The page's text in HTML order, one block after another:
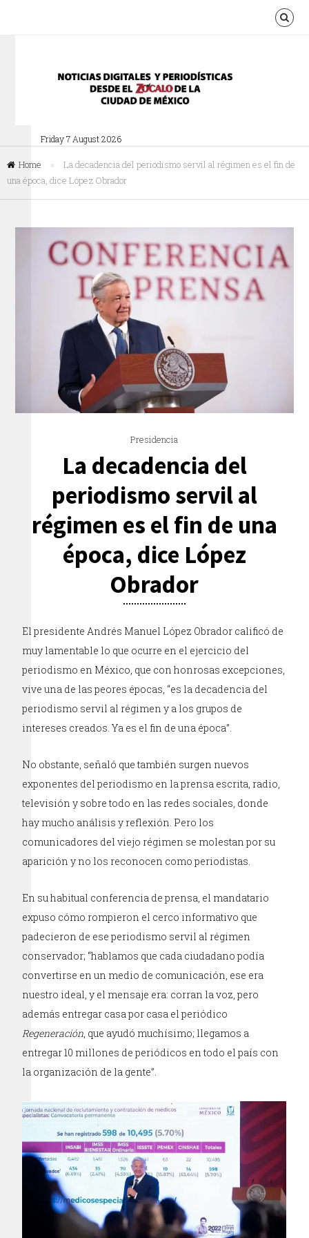
Friday 7 August 2026
Home »
La decadencia del periodismo servil al régimen es el fin de
una época, dice López Obrador
Presidencia
La decadencia del
periodismo servil al
régimen es el fin de una
época, dice López
Obrador
El presidente Andrés Manuel López Obrador calificó de
muy lamentable lo que ocurre en el ejercicio del
periodismo en México, que con honrosas excepciones,
vive una de las peores épocas, “es la decadencia del
periodismo servil al régimen y a los grupos de
intereses creados. Ya es el fin de una época”.
No obstante, señaló que también surgen nuevos
exponentes del periodismo en la prensa escrita, radio,
televisión y sobre todo en las redes sociales, donde
hay mucho análisis y reflexión. Pero los
comunicadores del viejo régimen se molestan por su
aparición y no los reconocen como periodistas.
En su habitual conferencia de prensa, el mandatario
expuso cómo rompieron el cerco informativo que
padecieron de ese periodismo servil al régimen
conservador; “hablamos que cada ciudadano podía
convertirse en un medio de comunicación, ese era
nuestro ideal, y el mensaje era: corran la voz, pero
además entregar casa por casa el periódico
Regeneración , que ayudó muchísimo; llegamos a
entregar 10 millones de periódicos en todo el país con
la organización de la gente”.